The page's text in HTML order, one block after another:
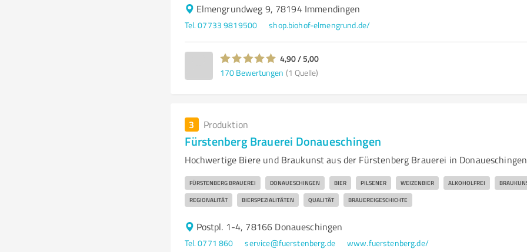
Elmengrundweg 9, 78194 Immendingen
Tel. 07733 9819500 shop.biohof-elmengrund.de/
4,90 / 5,00
170 Bewertungen (1 Quelle)
3 Produktion
Fürstenberg Brauerei Donaueschingen
Hochwertige Biere und Braukunst aus der Fürstenberg Brauerei in Donaueschingen
FÜRSTENBERG BRAUEREI DONAUESCHINGEN BIER PILSENER WEIZENBIER ALKOHOLFREI
REGIONALITÄT BIERSPEZIALITÄTEN QUALITÄT BRAUEREIGESCHICHTE
Postpl. 1-4, 78166 Donaueschingen
Tel. 0771 860 service@fuerstenberg.de www.fuerstenberg.de/